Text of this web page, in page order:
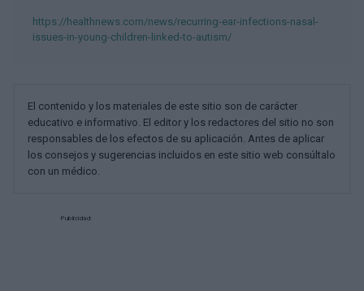
https://healthnews.com/news/recurring-ear-infections-nasal-
issues-in-young-children-linked-to-autism/
El contenido y los materiales de este sitio son de carácter
educativo e informativo. El editor y los redactores del sitio no son
responsables de los efectos de su aplicación. Antes de aplicar
los consejos y sugerencias incluidos en este sitio web consúltalo
con un médico.
Publicidad: